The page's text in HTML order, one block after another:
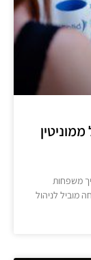
משפחות
מוביל לניהול